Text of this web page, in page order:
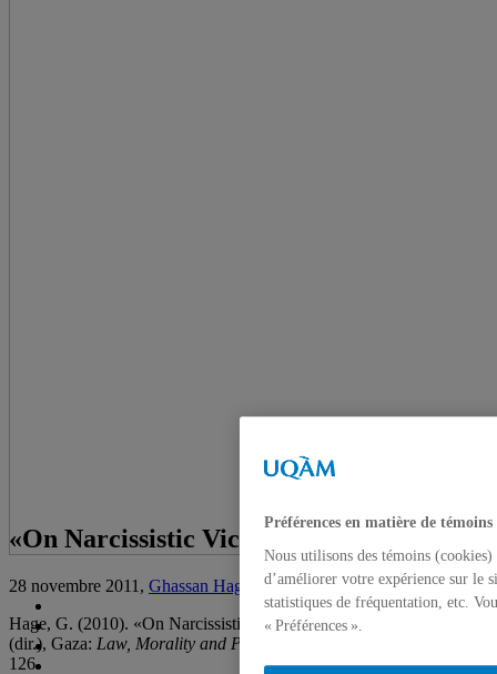
«On Narcissistic Victimhood »
28 novembre 2011, Ghassan Hage
Hage, G. (2010). «On Narcissistic Victimhood », dans R. Gaita
(dir.), Gaza: Law, Morality and Politics
126
Préférences en matière de témoins
Nous utilisons des témoins
d’améliorer votre expérience sur le
statistiques de fréquentation, etc.
« Préférences ».